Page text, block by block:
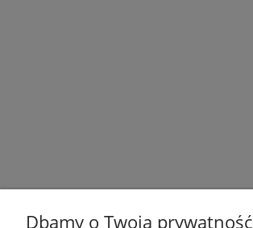
Dbamy o Twoją prywatność